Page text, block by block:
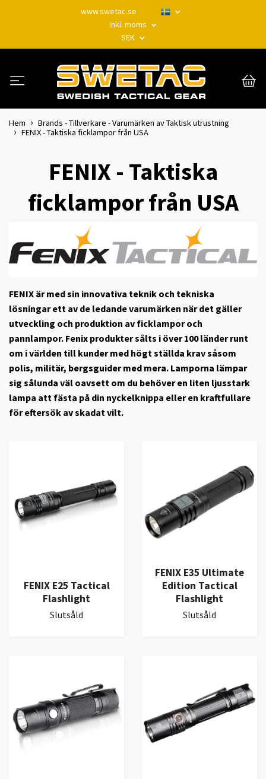
www.swetac.se
Inkl. moms
SEK
Hem
Brands - Tillverkare - Varumärken av Taktisk utrustning
FENIX - Taktiska ficklampor från USA
FENIX - Taktiska
ficklampor från USA
FENIX är med sin innovativa teknik och tekniska
lösningar ett av de ledande varumärken när det gäller
utveckling och produktion av ficklampor och
pannlampor. Fenix produkter sålts i över 100 länder runt
om i världen till kunder med högt ställda krav såsom
polis, militär, bergsguider med mera. Lamporna lämpar
sig sålunda väl oavsett om du behöver en liten ljusstark
lampa att fästa på din nyckelknippa eller en kraftfullare
för eftersök av skadat vilt.
FENIX E25 Tactical
Flashlight
Slutsåld
FENIX E35 Ultimate
Edition Tactical
Flashlight
Slutsåld